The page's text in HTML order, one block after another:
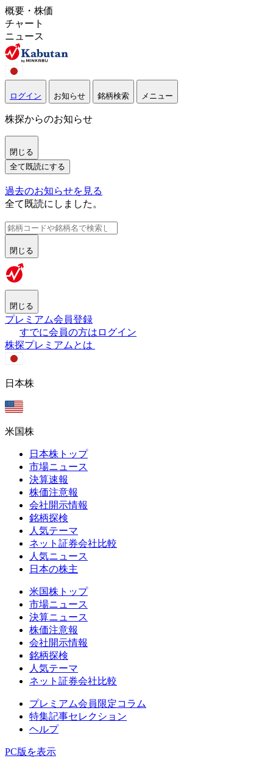
概要・株価
チャート
ニュース
ログイン お知らせ 銘柄検索 メニュー
株探からのお知らせ
閉じる
全て既読にする
過去のお知らせを見る
全て既読にしました。
閉じる
閉じる
プレミアム会員登録
すでに会員の方はログイン
株探プレミアムとは
日本株
米国株
日本株トップ
市場ニュース
決算速報
株価注意報
会社開示情報
銘柄探検
人気テーマ
ネット証券会社比較
人気ニュース
日本の株主
米国株トップ
市場ニュース
決算ニュース
株価注意報
会社開示情報
銘柄探検
人気テーマ
ネット証券会社比較
プレミアム会員限定コラム
特集記事セレクション
ヘルプ
PC版を表示